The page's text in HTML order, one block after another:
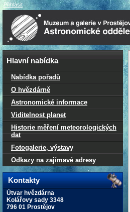
Hlavní nabídka
Nabídka pořadů
O hvězdárně
Astronomické informace
Viditelnost planet
Historie měření meteorologických
dat
Fotogalerie, výstavy
Odkazy na zajímavé adresy
Kontakty
Útvar hvězdárna
Kolářovy sady 3348
796 01 Prostějov
Přihlásit